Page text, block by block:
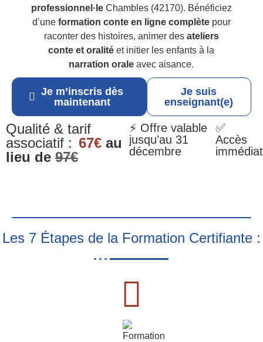
professionnel·leChambles (42170). Bénéficiez
d’une formation conte en ligne complètepour
raconter des histoires, animer des ateliers
conte et oralité et initier les enfants à la
narration orale avec aisance.
Je m’inscris dès
maintenant
Je suis
enseignant(e)
Qualité & tarif
associatif : 67€ au
lieu de 97€
⚡ Offre valable
jusqu’au 31
décembre
✅
Accès
immédiat
Les 7 Étapes de la Formation Certifiante :